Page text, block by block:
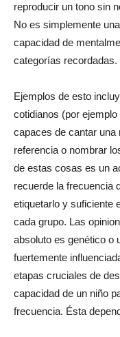
reproducir un tono sin
No es simplemente
capacidad de
categorías recordadas.
Ejemplos de esto
cotidianos (por
capaces de cantar una
referencia o nombrar
de estas cosas es un
recuerde la frecuencia
etiquetarlo y suficiente
cada grupo. Las
absoluto es genético o
fuertemente
etapas cruciales de
capacidad de un niño
frecuencia. Ésta